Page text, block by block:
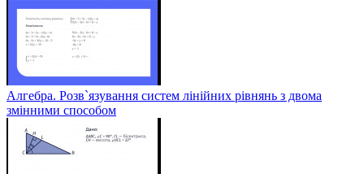
Алгебра. Розв`язування систем лінійних рівнянь з двома
змінними способом